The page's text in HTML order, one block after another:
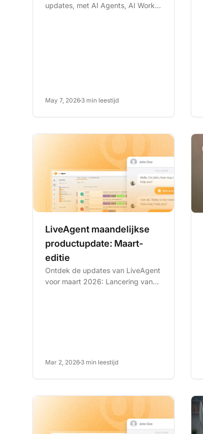
updates, met AI Agents, AI Work-
May 7, 2026 3 min leestijd
LiveAgent maandelijkse
productupdate: Maart-
editie
Ontdek de updates van LiveAgent
voor maart 2026: Lancering van
Mar 2, 2026 3 min leestijd